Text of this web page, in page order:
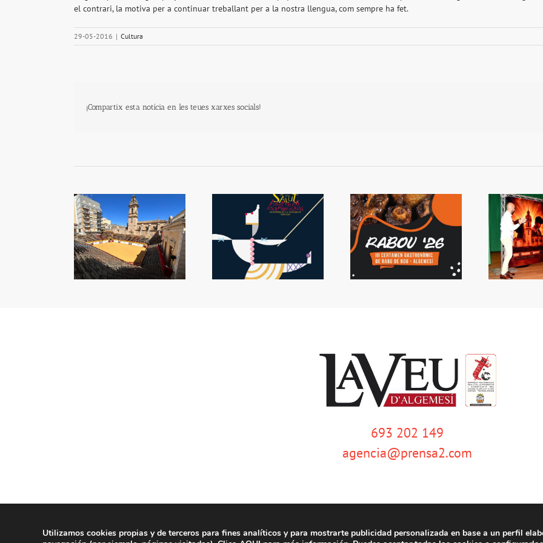
el contrari, la motiva per a continuar treballant per a la nostra llengua, com sempre ha fet.
29-05-2016 | Cultura
¡Compartix esta notícia en les teues xarxes socials!
Festes de la Mare de Déu
de la Salut
El Rabou tornarà a
Algemesí
Presentada la Setmana
de Bous
693 202 149
agencia@prensa2.com
© Copyright 2020 | La Veu d'Algemesí | Tots els drets reservats |Aviso legal|Política de privacidad|Política de
Utilizamos cookies propias y de terceros para fines analíticos y para mostrarte publicidad personalizada en base a un perfil